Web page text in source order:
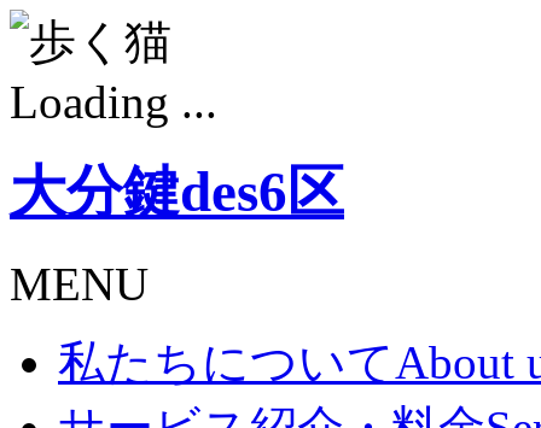
Loading ...
大分鍵des6区
MENU
私たちについてAbout